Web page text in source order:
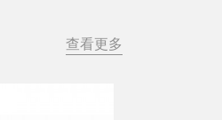
查看更多